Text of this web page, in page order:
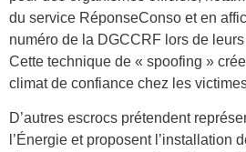
du service RéponseConso et en
numéro de la DGCCRF lors de
Cette technique de « spoofing »
climat de confiance chez les
D’autres escrocs prétendent
l’Énergie et proposent l’installation